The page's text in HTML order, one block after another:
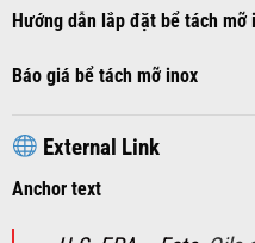
Hướng dẫn lắp đặt bể tách mỡ
Báo giá bể tách mỡ inox
External Link
Anchor text